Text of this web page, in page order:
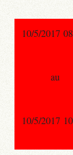
10/5/2017
au
10/5/2017